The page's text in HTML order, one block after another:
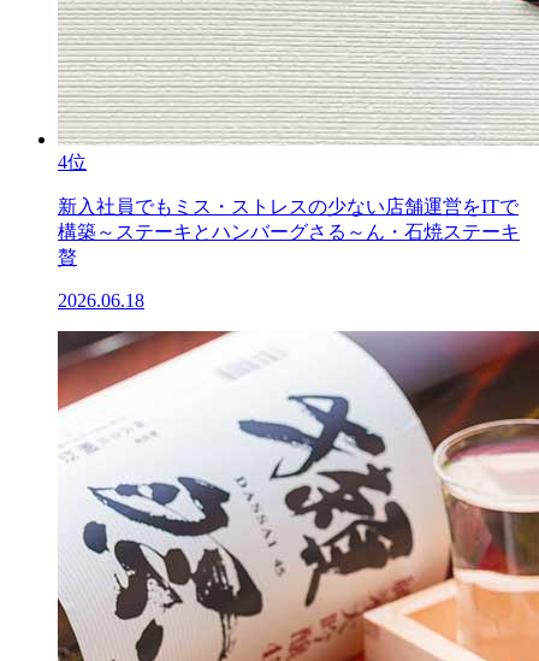
4位
新入社員でもミス・ストレスの少ない店舗運営をITで
構築～ステーキとハンバーグさる～ん・石焼ステーキ
贅
2026.06.18